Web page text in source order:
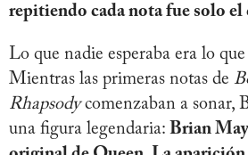
repitiendo cada nota fue solo el
Lo que nadie esperaba era lo
Mientras las primeras notas de
Rhapsodycomenzaban a sonar,
una figura legendaria: Brian